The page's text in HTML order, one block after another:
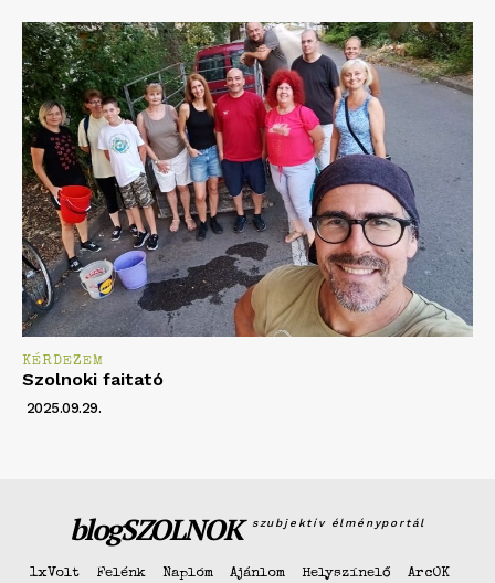
KÉRDEZEM
Szolnoki faitató
2025.09.29.
blogSZOLNOK szubjektív élményportál
1xVolt Felénk Naplóm Ajánlom Helyszínelő
ArcOK